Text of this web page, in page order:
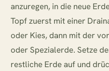
anzuregen, in die neue
Topf zuerst mit einer
oder Kies, dann mit der
oder Spezialerde. Setze
restliche Erde auf und